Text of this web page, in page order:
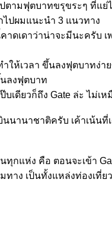
ตามฟุตบาทขรุขระๆ ที่แ
ไปผมแนะนำ 3 แนวทาง
ดเดาว่าน่าจะมีนะครับ
ำให้เวลา ขึ้นลงฟุตบาทง่า
นลงฟุตบาท
เดียวก็ถึง Gate ล่ะ ไม่
นาชาติครับ เค้าเน้นที่
แห่ง คือ ตอนจะเข้า
าง เป็นทั้งแหล่งท่องเที่